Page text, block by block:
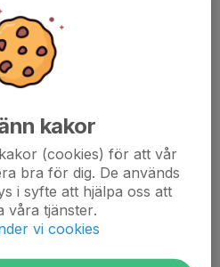
kakor
(cookies) för att vår
bra för dig. De används
i syfte att hjälpa oss att
våra tjänster.
vi cookies